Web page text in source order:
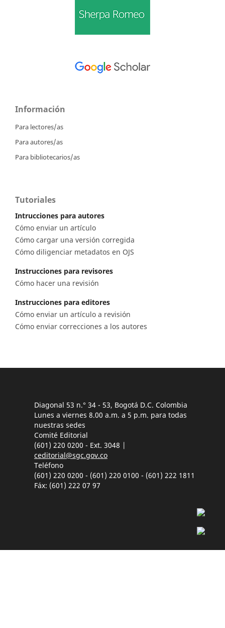
Información
Para lectores/as
Para autores/as
Para bibliotecarios/as
Tutoriales
Intrucciones para autores
Cómo enviar un artículo
Cómo cargar una versión corregida
Cómo diligenciar metadatos en OJS
Instrucciones para revisores
Cómo hacer una revisión
Instrucciones para editores
Cómo enviar un artículo a revisión
Cómo enviar correcciones a los autores
Diagonal 53 n.° 34 - 53, Bogotá D.C. Colombia
Lunes a viernes 8.00 a.m. a 5 p.m. para todas
nuestras sedes
Comité Editorial
(601) 220 0200 - Ext. 3048 |
ceditorial@sgc.gov.co
Teléfono
(601) 220 0200 - (601) 220 0100 - (601) 222 1811
Fáx: (601) 222 07 97